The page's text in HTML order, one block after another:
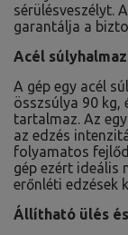
sérülésveszélyt.
garantálja a
Acél
A gép egy acél
összsúlya 90 kg,
tartalmaz. Az
az edzés
folyamatos
gép ezért ideális
erőnléti edzések
Állítható ülés